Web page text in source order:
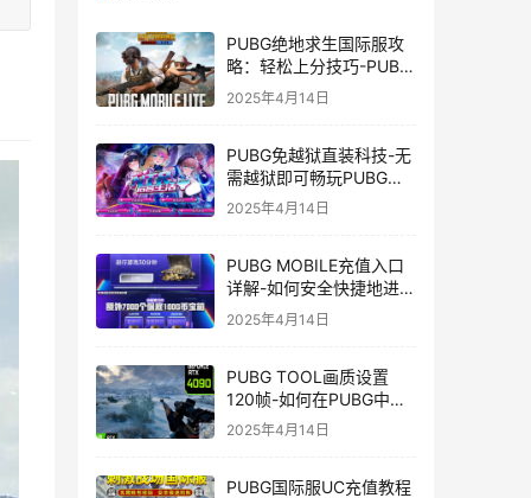
PUBG绝地求生国际服攻
略：轻松上分技巧-PUBG
绝地求生国际服新手入门
2025年4月14日
PUBG免越狱直装科技-无
需越狱即可畅玩PUBG的
安装技巧
2025年4月14日
PUBG MOBILE充值入口
详解-如何安全快捷地进行
PUBG MOBILE充值
2025年4月14日
PUBG TOOL画质设置
120帧-如何在PUBG中使
用PUBG TOOL实现120
2025年4月14日
PUBG国际服UC充值教程